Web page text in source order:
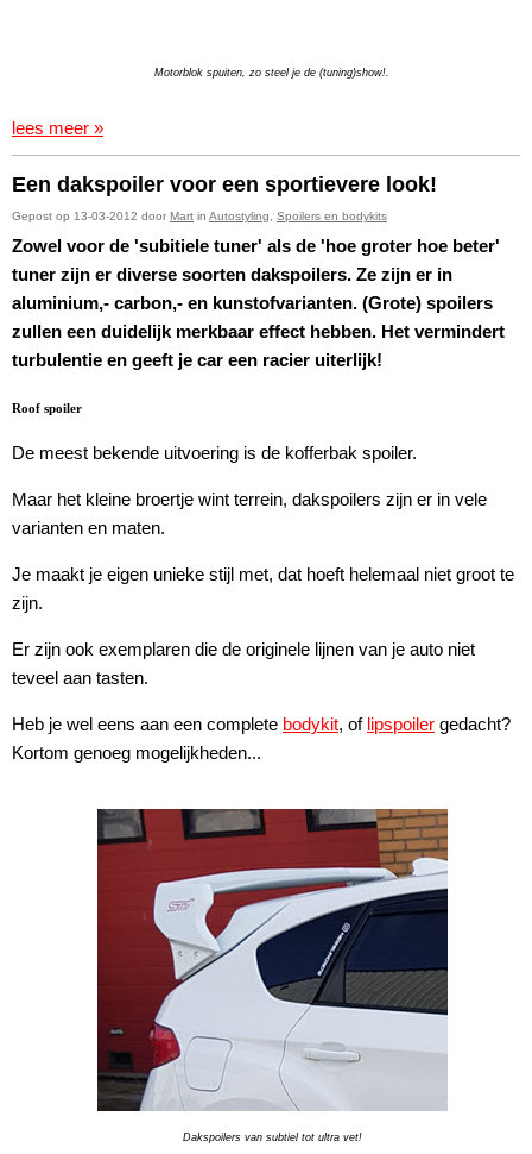
Motorblok spuiten, zo steel je de (tuning)show!.
lees meer »
Een dakspoiler voor een sportievere look!
Gepost op 13-03-2012 door Mart in Autostyling Spoilers en bodykits
Zowel voor de 'subitiele tuner' als de 'hoe groter hoe beter'
tuner zijn er diverse soorten dakspoilers. Ze zijn er in
aluminium,- carbon,- en kunstofvarianten. (Grote) spoilers
zullen een duidelijk merkbaar effect hebben. Het vermindert
turbulentie en geeft je car een racier uiterlijk!
Roof spoiler
De meest bekende uitvoering is de kofferbak spoiler.
Maar het kleine broertje wint terrein, dakspoilers zijn er in vele
varianten en maten.
Je maakt je eigen unieke stijl met, dat hoeft helemaal niet groot te
zijn.
Er zijn ook exemplaren die de originele lijnen van je auto niet
teveel aan tasten.
Heb je wel eens aan een complete bodykit, of lipspoiler gedacht?
Kortom genoeg mogelijkheden...
Dakspoilers van subtiel tot ultra vet!